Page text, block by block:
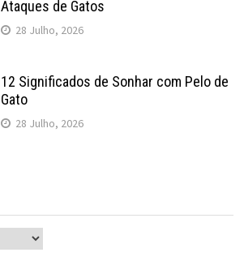
Ataques de Gatos
28 Julho, 2026
12 Significados de Sonhar com Pelo de
Gato
28 Julho, 2026